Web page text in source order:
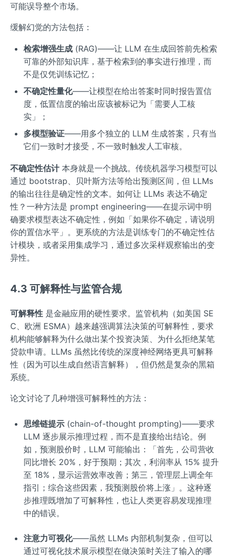
可能误导整个市场。
缓解幻觉的方法包括：
检索增强生成(RAG)——让 LLM 在生成回答前先检索
可靠的外部知识库，基于检索到的事实进行推理，而
不是仅凭训练记忆；
不确定性量化——让模型在给出答案时同时报告置信
度，低置信度的输出应该被标记为「需要人工核
实」；
多模型验证——用多个独立的 LLM 生成答案，只有当
它们一致时才接受，不一致时触发人工审核。
不确定性估计本身就是一个挑战。传统机器学习模型可以
通过 bootstrap、贝叶斯方法等给出预测区间，但 LLMs
的输出往往是确定性的文本。如何让 LLMs 表达不确定
性？一种方法是 prompt engineering——在提示词中明
确要求模型表达不确定性，例如「如果你不确定，请说明
你的置信水平」。更系统的方法是训练专门的不确定性估
计模块，或者采用集成学习，通过多次采样观察输出的变
异性。
4.3 可解释性与监管合规
可解释性 是金融应用的硬性要求。监管机构（如美国 SE
C、欧洲 ESMA）越来越强调算法决策的可解释性，要求
机构能够解释为什么做出某个投资决策、为什么拒绝某笔
贷款申请。LLMs 虽然比传统的深度神经网络更具可解释
性（因为可以生成自然语言解释），但仍然是复杂的黑箱
系统。
论文讨论了几种增强可解释性的方法：
思维链提示(chain-of-thought prompting)——要求
LLM 逐步展示推理过程，而不是直接给出结论。例
如，预测股价时，LLM 可能输出：「首先，公司营收
同比增长 20%，好于预期；其次，利润率从 15% 提升
至 18%，显示运营效率改善；第三，管理层上调全年
指引；综合这些因素，我预测股价将上涨」。这种逐
步推理既增加了可解释性，也让人类更容易发现推理
中的错误。
注意力可视化——虽然 LLMs 内部机制复杂，但可以
通过可视化技术展示模型在做决策时关注了输入的哪